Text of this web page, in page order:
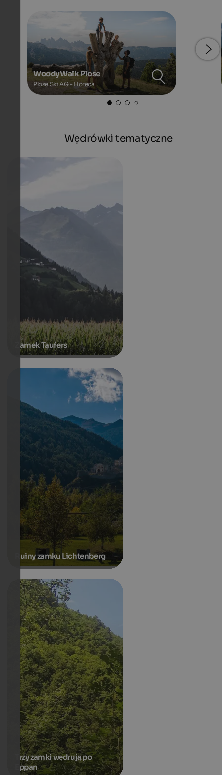
WoodyWalk Plose
Plose Ski AG - Horeca
Wędrówki tematyczne
Zamek Taufers
Ruiny zamku Lichtenberg
Trzy zamki wędrują po
Eppan